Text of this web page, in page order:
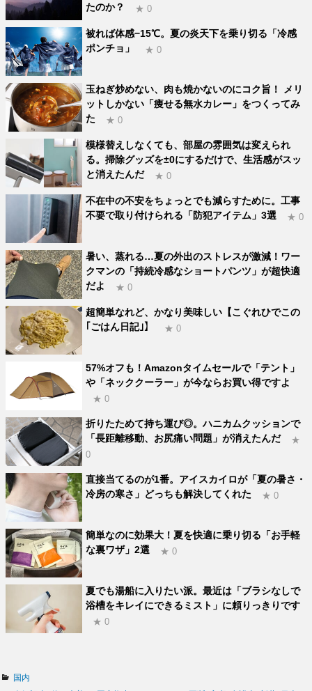
たのか？
★ 0
被れば体感−15℃。夏の炎天下を乗り切る「冷感
ポンチョ」
★ 0
玉ねぎ炒めない、肉も焼かないのにコク旨！ メリ
ットしかない「痩せる無水カレー」をつくってみ
た
★ 0
模様替えしなくても、部屋の雰囲気は変えられ
る。掃除グッズを±0にするだけで、生活感がスッ
と消えたんだ
★ 0
不在中の不安をちょっとでも減らすために。工事
不要で取り付けられる「防犯アイテム」3選
★ 0
暑い、蒸れる…夏の外出のストレスが激減！ワー
クマンの「持続冷感なショートパンツ」が超快適
だよ
★ 0
超簡単なれど、かなり美味しい【こぐれひでこの
｢ごはん日記｣】
★ 0
57%オフも！Amazonタイムセールで「テント」
や「ネッククーラー」が今ならお買い得ですよ
★ 0
折りたためて持ち運び◎。ハニカムクッションで
「長距離移動、お尻痛い問題」が消えたんだ
★
0
直接当てるのが1番。アイスカイロが「夏の暑さ・
冷房の寒さ」どっちも解決してくれた
★ 0
簡単なのに効果大！夏を快適に乗り切る「お手軽
な裏ワザ」2選
★ 0
夏でも湯船に入りたい派。最近は「ブラシなしで
浴槽をキレイにできるミスト」に頼りっきりです
★ 0
カ
国内